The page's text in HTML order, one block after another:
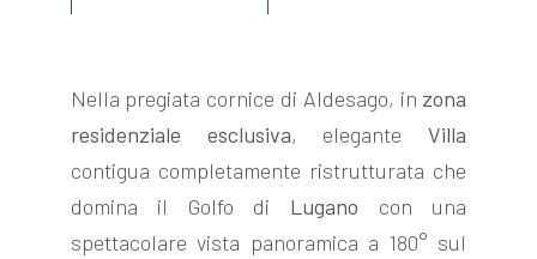
Nella pregiata cornice di Aldesago, in zona
residenziale esclusiva, eleganteVilla
contigua completamente ristrutturata che
domina il Golfo di Lugano con una
spettacolare vista panoramica a 180° sul
FOLLOW